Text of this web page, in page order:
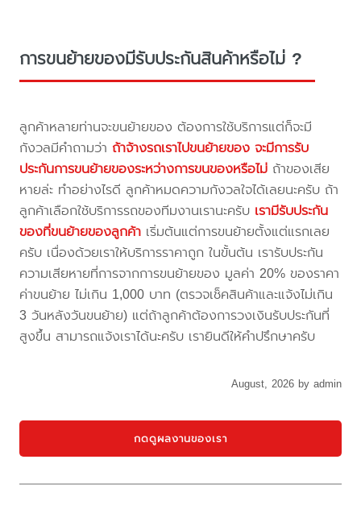
การขนย้ายของมีรับประกันสินค้าหรือไม่ ?
ลูกค้าหลายท่านจะขนย้ายของ ต้องการใช้บริการแต่ก็จะมี
กังวลมีคำถามว่า ถ้าจ้างรถเราไปขนย้ายของ จะมีการรับ
ประกันการขนย้ายของระหว่างการขนของหรือไม่ ถ้าของเสีย
หายล่ะ ทำอย่างไรดี ลูกค้าหมดความกังวลใจได้เลยนะครับ ถ้า
ลูกค้าเลือกใช้บริการรถของทีมงานเรานะครับ เรามีรับประกัน
ของที่ขนย้ายของลูกค้า เริ่มต้นแต่การขนย้ายตั้งแต่แรกเลย
ครับ เนื่องด้วยเราให้บริการราคาถูก ในขั้นต้น เรารับประกัน
ความเสียหายที่การจากการขนย้ายของ มูลค่า 20% ของราคา
ค่าขนย้าย ไม่เกิน 1,000 บาท (ตรวจเช็คสินค้าและแจ้งไม่เกิน
3 วันหลังวันขนย้าย) แต่ถ้าลูกค้าต้องการวงเงินรับประกันที่
สูงขึ้น สามารถแจ้งเราได้นะครับ เรายินดีให้คำปรึกษาครับ
August, 2026 by admin
กดดูผลงานของเรา